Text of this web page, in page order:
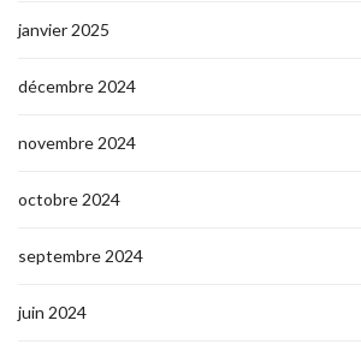
janvier 2025
décembre 2024
novembre 2024
octobre 2024
septembre 2024
juin 2024